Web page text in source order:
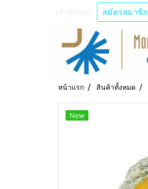
สมัครสมาชิก
หน้าแรก สินค้าทั้งหมด
New